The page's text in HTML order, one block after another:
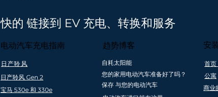
澳大利亚
（最低订购
全国安装覆盖澳大利
亚和新西兰
创新和安全合规
澳大利亚公司
快的 链接到 EV 充电、转换和服务
趋势博客
电动汽车充电指南
日产聆风
日产聆风 Gen 2
宝马 530e 和 330e
自耗太阳能
您的家用电动汽车准备好了吗？
保存 与您的电动汽车
安
首页
公寓
商业